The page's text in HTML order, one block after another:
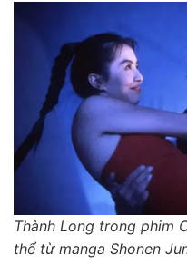
Thành Long trong phim
thể từ manga Shonen